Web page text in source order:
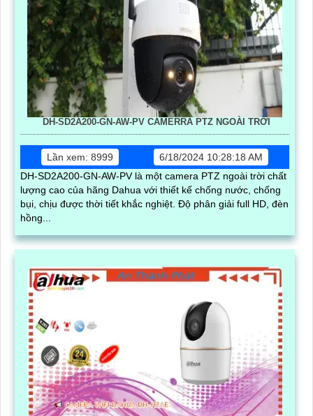
DH-SD2A200-GN-AW-PV CAMERRA PTZ NGOÀI TRỜI
Lần xem: 8999
6/18/2024 10:28:18 AM
DH-SD2A200-GN-AW-PV là một camera PTZ ngoài trời chất
lượng cao của hãng Dahua với thiết kế chống nước, chống
bụi, chịu được thời tiết khắc nghiệt. Độ phân giải full HD, đèn
hồng...